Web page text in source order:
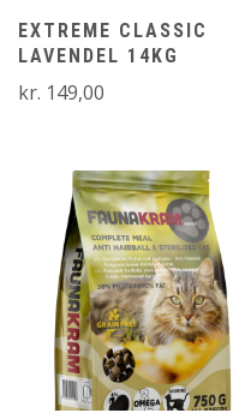
EXTREME CLASSIC
LAVENDEL 14KG
kr. 149,00